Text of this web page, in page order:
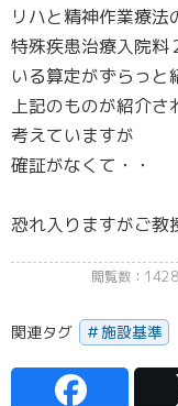
リハと精神作業療法
特殊疾患治療入院料
いる算定がずらっと
上記のものが紹介
考えていますが
確証がなくて・・
恐れ入りますがご教
閲覧数：1428
関連タグ 施設基準